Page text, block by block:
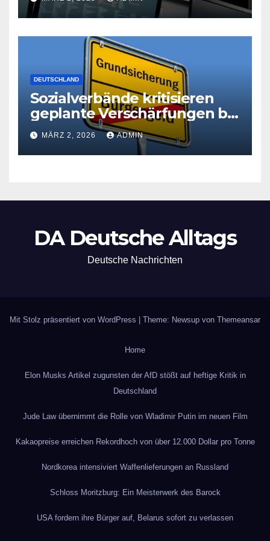
DEUTSCHLAND
Sozialverbände kritisieren
geplante Verschärfungen bei
der Grundsicherung
MÄRZ 2, 2026 ADMIN
DA Deutsche Alltags
Deutsche Nachrichten
Mit Stolz präsentiert von WordPress Theme: Newsup von Themeansar
Home
Elon Musks Artikel zugunsten der AfD stößt auf heftige Kritik in
Deutschland
Jude Law übernimmt die Rolle von Wladimir Putin im neuen Film
Kakaopreise erreichen Rekordhoch von über 12.000 Dollar pro Tonne
Nordkorea intensiviert Waffenlieferungen an Russland
Schloss Moritzburg: Ein Meisterwerk des Barock
USA fordern ihre Bürger auf, Belarus sofort zu verlassen